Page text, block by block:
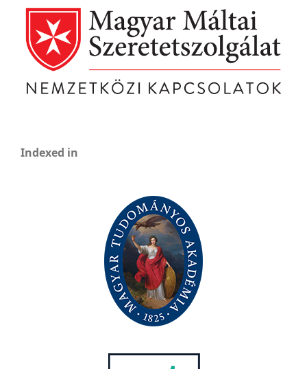
Indexed in